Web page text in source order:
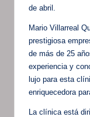
de abril.
Mario Villarreal
prestigiosa
de más de 25
experiencia y
lujo para esta
enriquecedora
La clínica está